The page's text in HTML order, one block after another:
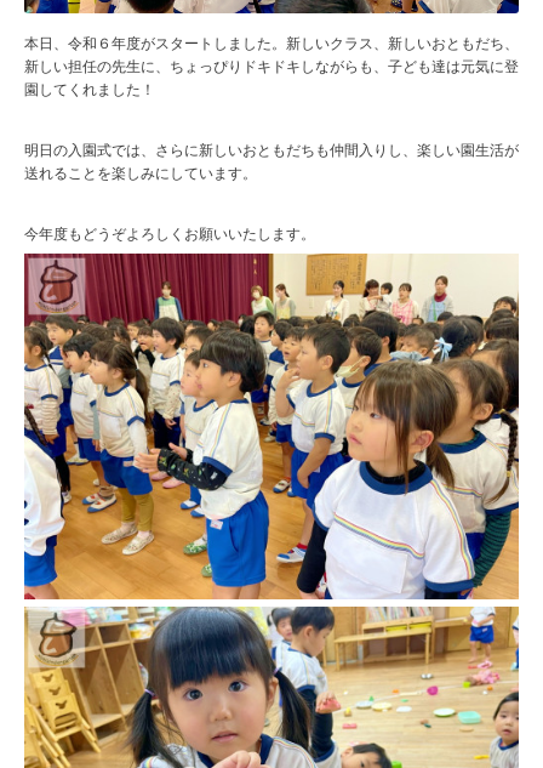
本日、令和６年度がスタートしました。新しいクラス、新しいおともだち、
新しい担任の先生に、ちょっぴりドキドキしながらも、子ども達は元気に登
園してくれました！
明日の入園式では、さらに新しいおともだちも仲間入りし、楽しい園生活が
送れることを楽しみにしています。
今年度もどうぞよろしくお願いいたします。